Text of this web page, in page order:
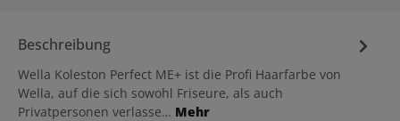
Beschreibung
Wella Koleston Perfect ME+ ist die Profi Haarfarbe von
Wella, auf die sich sowohl Friseure, als auch
Privatpersonen verlasse… Mehr